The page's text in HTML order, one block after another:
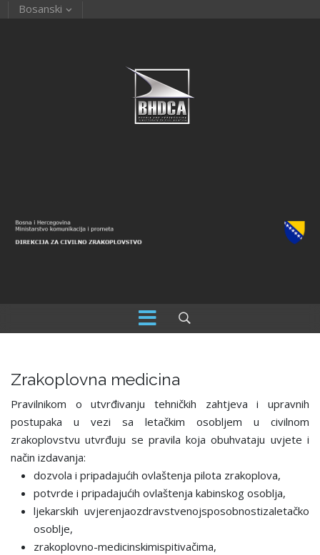
Bosanski
Zrakoplovna medicina
Pravilnikom o utvrđivanju tehničkih zahtjeva i upravnih
postupaka u vezi sa letačkim osobljem u civilnom
zrakoplovstvu utvrđuju se pravila koja obuhvataju uvjete i
način izdavanja:
dozvola i pripadajućih ovlaštenja pilota zrakoplova,
potvrde i pripadajućih ovlaštenja kabinskog osoblja,
ljekarskih uvjerenjaozdravstvenojsposobnostizaletačko
osoblje,
zrakoplovno-medicinskimispitivačima,